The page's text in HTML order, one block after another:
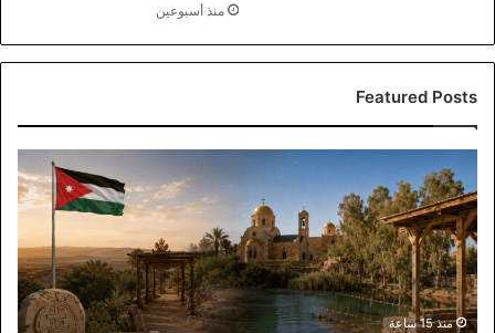
منذ أسبوعين
Featured Posts
نيابية
وحكومية
لدعم
السياحة
والتحضير
لاحتفالية
المغطس
منذ 15 ساعة